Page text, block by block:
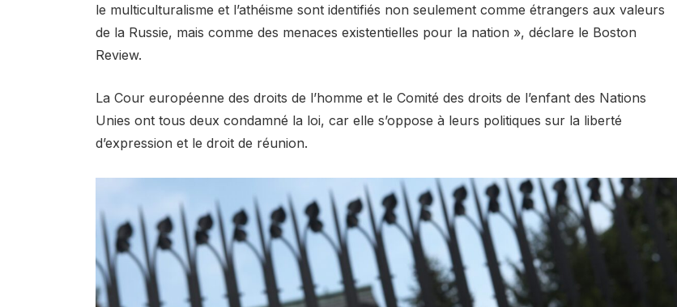
le multiculturalisme et l’athéisme sont identifiés non seulement comme étrangers aux valeurs
de la Russie, mais comme des menaces existentielles pour la nation », déclare le Boston
Review.
La Cour européenne des droits de l’homme et le Comité des droits de l’enfant des Nations
Unies ont tous deux condamné la loi, car elle s’oppose à leurs politiques sur la liberté
d’expression et le droit de réunion.